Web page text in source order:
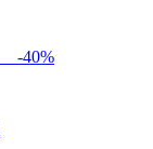
-40%